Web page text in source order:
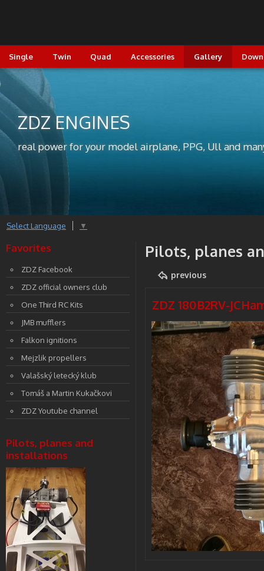
Single Twin Quad Accessories Gallery
ZDZ ENGINES
real power for your model airplane, PPG, Ull and
Pilots, planes
previous
ZDZ 180B2RV-
Select Language ▼
Favorites
ZDZ Facebook
ZDZ official owners club
One Third RC Kits
JMB mufflers
Falkon ignitions
Mejzlik propellers
Valašský letecký klub
Tomáš a Martin Kukačkovi
ZDZ Youtube channel
Pilots, planes and
installations